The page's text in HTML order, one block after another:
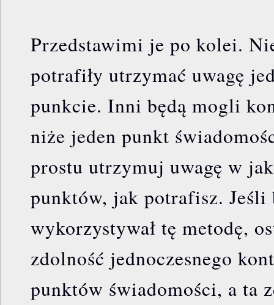
Przedstawimi je po kolei.
potrafiły utrzymać uwagę
punkcie. Inni będą mogli
niże jeden punkt
prostu utrzymuj uwagę w
punktów, jak potrafisz. Jeśli
wykorzystywał tę metodę,
zdolność jednoczesnego
punktów świadomości, a ta